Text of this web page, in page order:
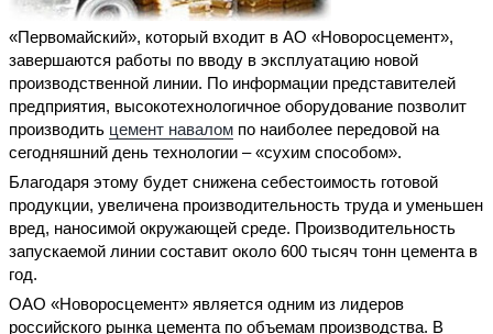
«Первомайский», который входит в АО «Новоросцемент»,
завершаются работы по вводу в эксплуатацию новой
производственной линии. По информации представителей
предприятия, высокотехнологичное оборудование позволит
производить цемент навалом по наиболее передовой на
сегодняшний день технологии – «сухим способом».
Благодаря этому будет снижена себестоимость готовой
продукции, увеличена производительность труда и уменьшен
вред, наносимой окружающей среде. Производительность
запускаемой линии составит около 600 тысяч тонн цемента в
год.
ОАО «Новоросцемент» является одним из лидеров
российского рынка цемента по объемам производства. В